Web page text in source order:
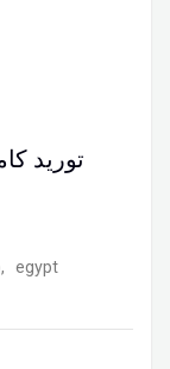
توريد
,
egypt